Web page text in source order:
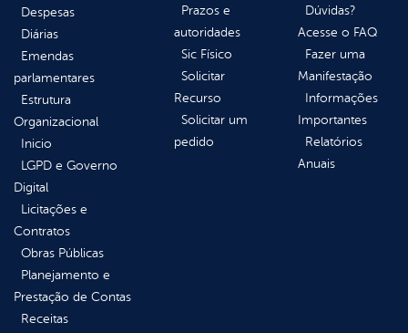
Despesas
Diárias
Emendas
parlamentares
Estrutura
Organizacional
Inicio
LGPD e Governo
Digital
Licitações e
Contratos
Obras Públicas
Planejamento e
Prestação de Contas
Receitas
Prazos e
autoridades
Sic Físico
Solicitar
Recurso
Solicitar um
pedido
Dúvidas?
Acesse o FAQ
Fazer uma
Manifestação
Informações
Importantes
Relatórios
Anuais